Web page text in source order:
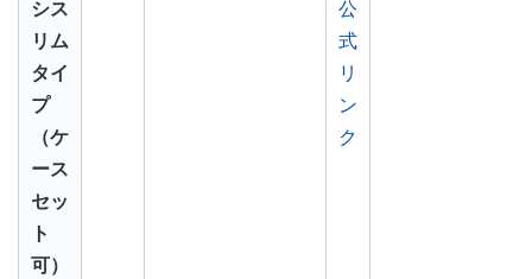
シス
リム
タイ
プ
（ケ
ース
セッ
ト
可）
公
式
リ
ン
ク